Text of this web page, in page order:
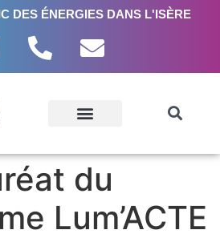
DES ÉNERGIES DANS L'ISÈRE
du
Lum’ACTE